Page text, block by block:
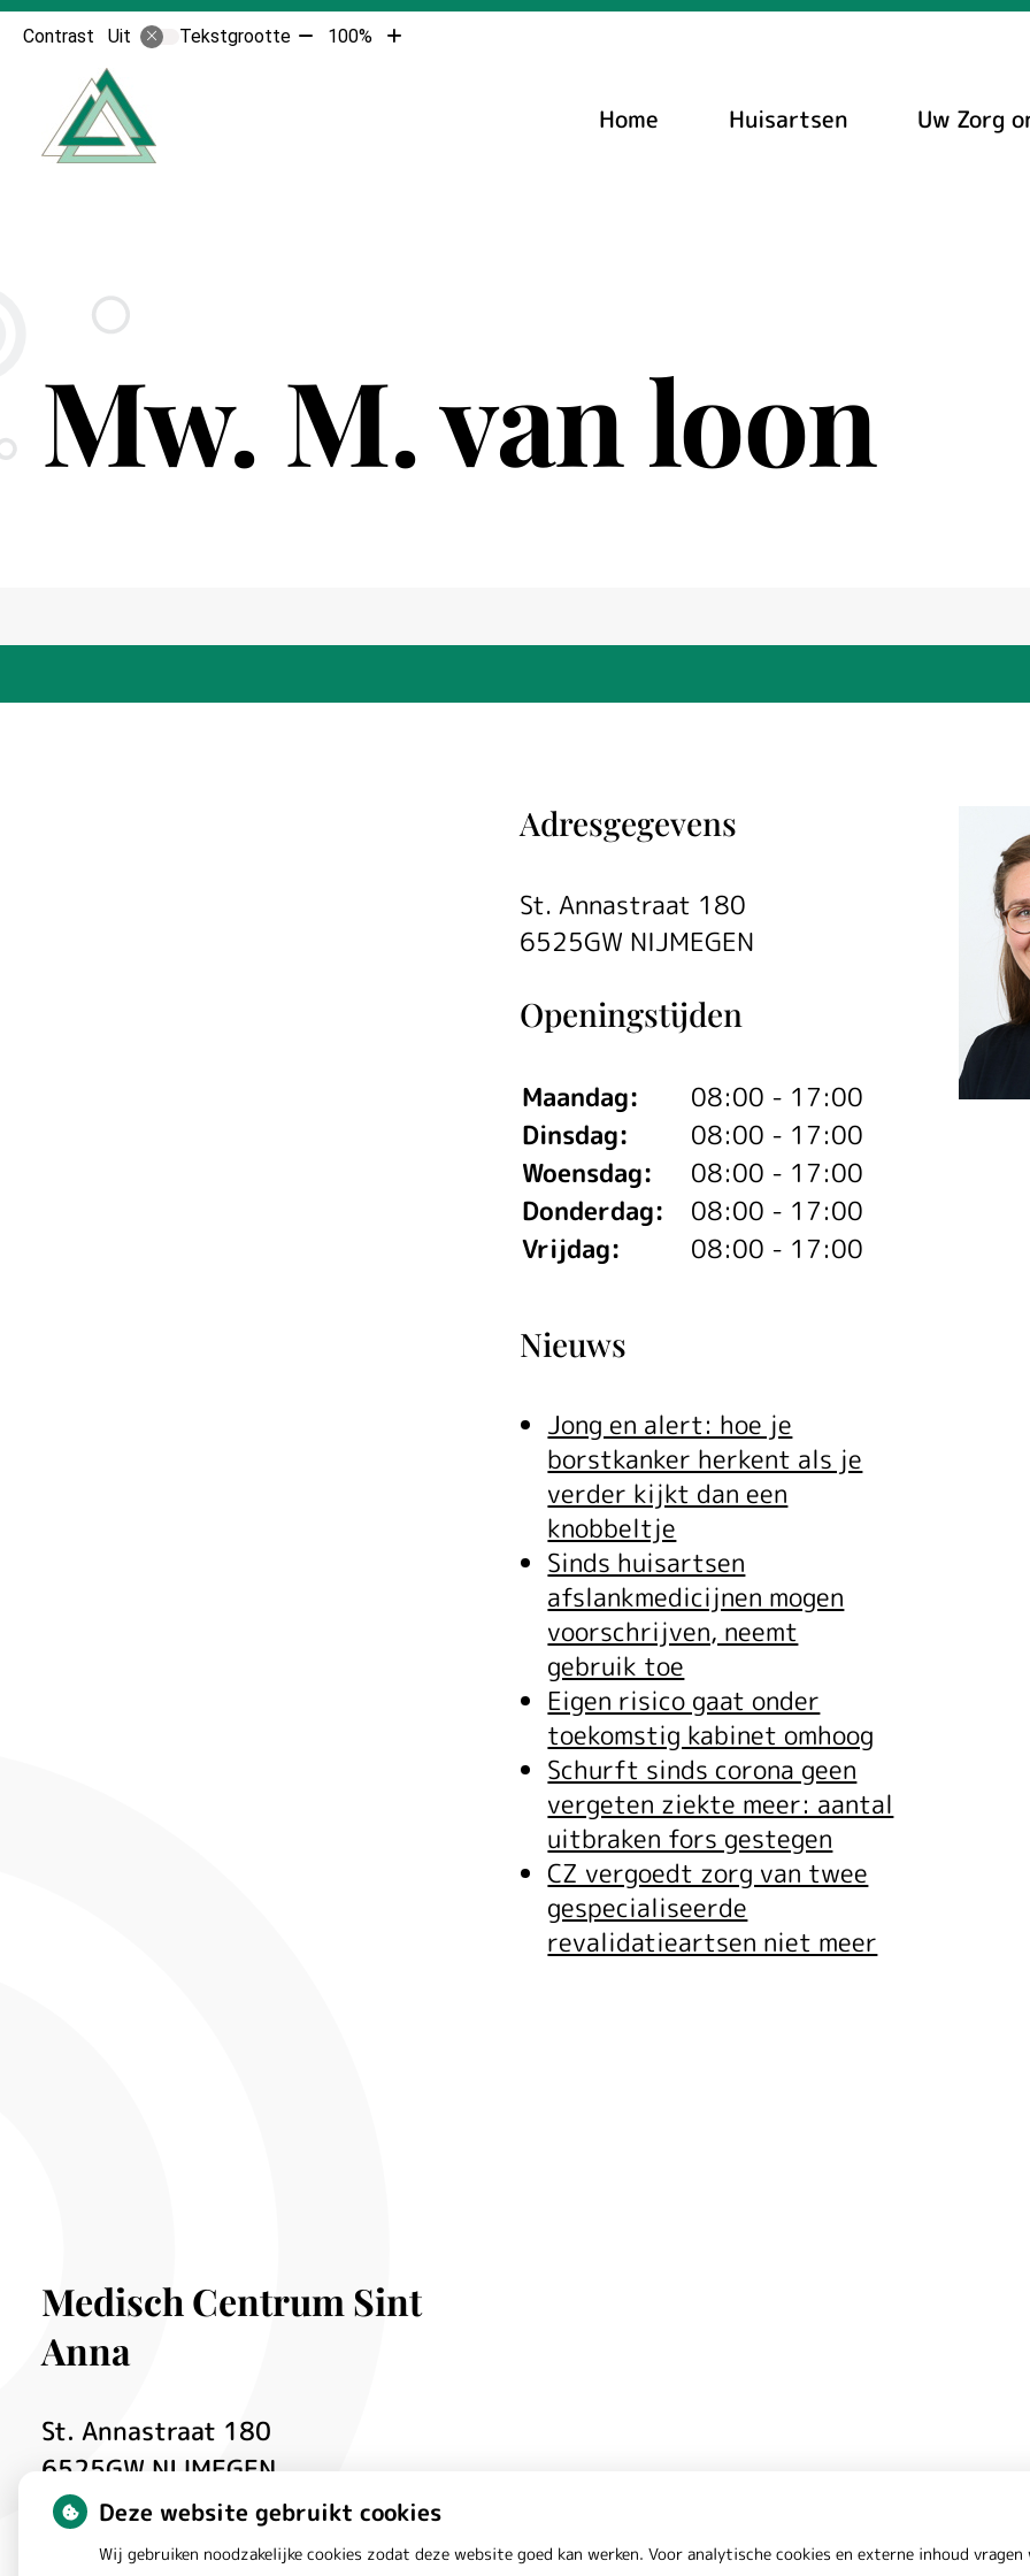
Contrast Uit Tekstgrootte Tekst100%
Tekst
Home Huisartsen Uw Zorg
Mw. M. van loon
Adresgegevens
St. Annastraat 180
6525GW NIJMEGEN
Openingstijden
Maandag:
08:00 - 17:00
Dinsdag:
08:00 - 17:00
Woensdag:
08:00 - 17:00
Donderdag:
08:00 - 17:00
Vrijdag:
08:00 - 17:00
Nieuws
Jong en alert: hoe je
borstkanker herkent als je
verder kijkt dan een
knobbeltje
Sinds huisartsen
afslankmedicijnen mogen
voorschrijven, neemt
gebruik toe
Eigen risico gaat onder
toekomstig kabinet omhoog
Schurft sinds corona geen
vergeten ziekte meer: aantal
uitbraken fors gestegen
CZ vergoedt zorg van twee
gespecialiseerde
revalidatieartsen niet meer
Medisch Centrum Sint
Anna
St. Annastraat 180
6525GW NIJMEGEN
Bezoek
Deze website gebruikt cookies
Wij gebruiken noodzakelijke cookies zodat deze website goed kan werken. Voor analytische cookies en externe inhoud